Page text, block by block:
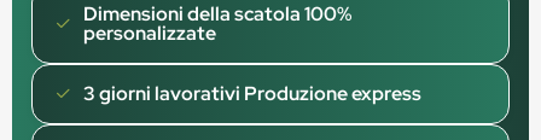
Dimensioni della scatola 100%
personalizzate
3 giorni lavorativi Produzione express